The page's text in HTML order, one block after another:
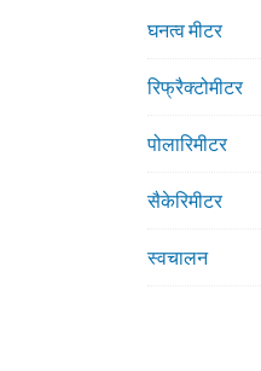
घनत्व मीटर
रिफ्रैक्टोमीटर
पोलारिमीटर
सैकेरिमीटर
स्वचालन